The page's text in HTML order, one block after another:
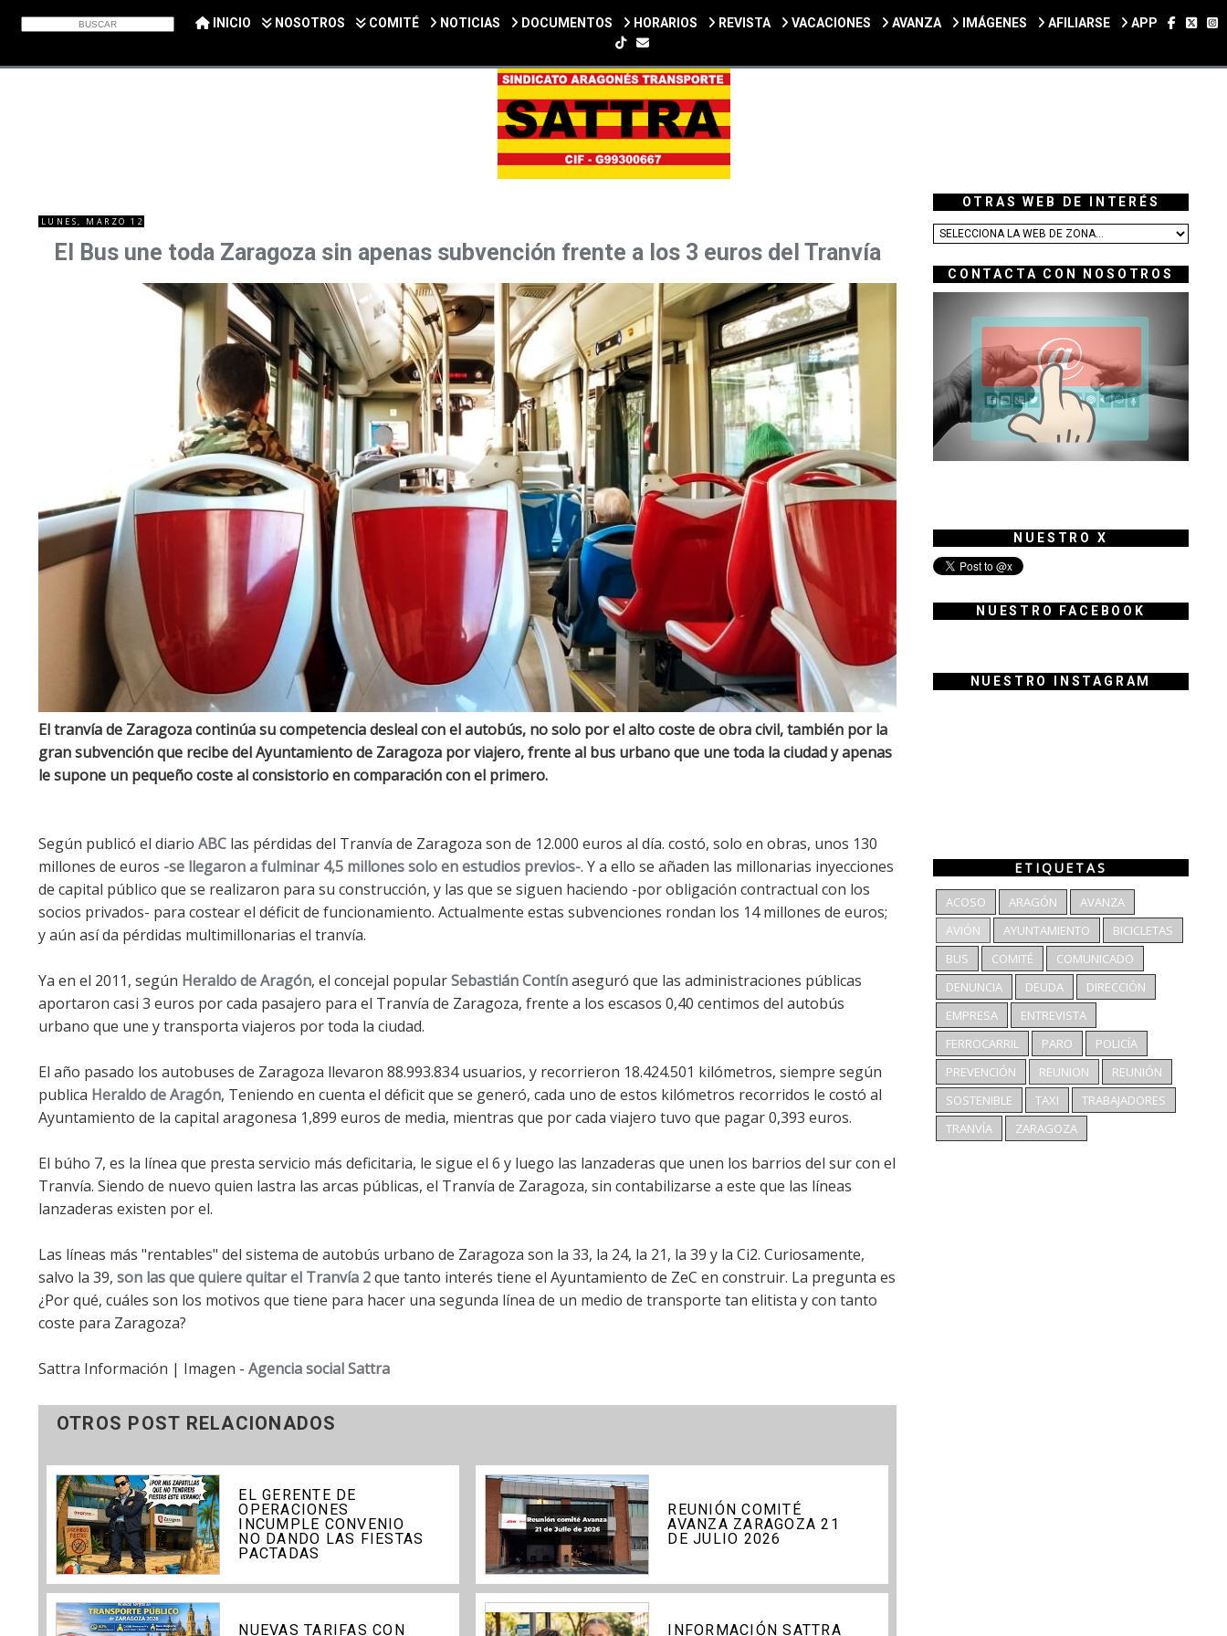
INICIO NOSOTROS COMITÉ NOTICIAS DOCUMENTOS HORARIOS REVISTA VACACIONES AVANZA IMÁGENES AFILIARSE APP
SIGUENOS EN TIKTOK
LUNES, MARZO 12
El Bus une toda Zaragoza sin apenas subvención frente a los 3 euros del Tranvía
El tranvía de Zaragoza continúa su competencia desleal con el autobús, no solo por el alto coste de obra civil, también por la
gran subvención que recibe del Ayuntamiento de Zaragoza por viajero, frente al bus urbano que une toda la ciudad y apenas
le supone un pequeño coste al consistorio en comparación con el primero.
Según publicó el diario ABC las pérdidas del Tranvía de Zaragoza son de 12.000 euros al día. costó, solo en obras, unos 130
millones de euros -se llegaron a fulminar 4,5 millones solo en estudios previos-. Y a ello se añaden las millonarias inyecciones
de capital público que se realizaron para su construcción, y las que se siguen haciendo -por obligación contractual con los
socios privados- para costear el déficit de funcionamiento. Actualmente estas subvenciones rondan los 14 millones de euros;
y aún así da pérdidas multimillonarias el tranvía.
Ya en el 2011, según Heraldo de Aragón, el concejal popularSebastián Contínaseguró que las administraciones públicas
aportaron casi 3 euros por cada pasajero para el Tranvía de Zaragoza, frente a los escasos 0,40 centimos del autobús
urbano que une y transporta viajeros por toda la ciudad.
El año pasado los autobuses de Zaragoza llevaron 88.993.834 usuarios, y recorrieron 18.424.501 kilómetros, siempre según
publica Heraldo de Aragón, Teniendo en cuenta el déficit que se generó, cada uno de estos kilómetros recorridos le costó al
Ayuntamiento de la capital aragonesa 1,899 euros de media, mientras que por cada viajero tuvo que pagar 0,393 euros.
El búho 7, es la línea que presta servicio más deficitaria, le sigue el 6 y luego las lanzaderas que unen los barrios del sur con el
Tranvía. Siendo de nuevo quien lastra las arcas públicas, el Tranvía de Zaragoza, sin contabilizarse a este que las líneas
lanzaderas existen por el.
Las líneas más "rentables" del sistema de autobús urbano de Zaragoza son la 33, la 24, la 21, la 39 y la Ci2. Curiosamente,
salvo la 39, son las que quiere quitar el Tranvía 2que tanto interés tiene el Ayuntamiento de ZeC en construir. La pregunta es
¿Por qué, cuáles son los motivos que tiene para hacer una segunda línea de un medio de transporte tan elitista y con tanto
coste para Zaragoza?
Sattra Información | Imagen - Agencia social Sattra
OTROS POST RELACIONADOS
EL GERENTE DE
OPERACIONES
INCUMPLE CONVENIO
NO DANDO LAS FIESTAS
PACTADAS
REUNIÓN COMITÉ
AVANZA ZARAGOZA 21
DE JULIO 2026
NUEVAS TARIFAS CON
INFORMACIÓN SATTRA
OTRAS WEB DE INTERÉS
CONTACTA CON NOSOTROS
NUESTRO X
NUESTRO FACEBOOK
NUESTRO INSTAGRAM
ETIQUETAS
ACOSO ARAGÓN
AVANZA
AVIÓN
AYUNTAMIENTO
BICICLETAS
BUS
COMITÉ
COMUNICADO
DENUNCIA
DEUDA
DIRECCIÓN
EMPRESA
ENTREVISTA
FERROCARRIL
PARO
POLICÍA
PREVENCIÓN
REUNION
REUNIÓN
SOSTENIBLE
TAXI
TRABAJADORES
TRANVÍA
ZARAGOZA